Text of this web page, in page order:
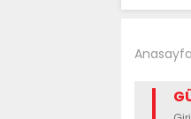
Anasayfa